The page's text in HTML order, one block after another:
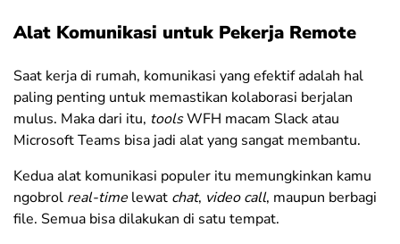
Alat Komunikasi untuk Pekerja Remote
Saat kerja di rumah, komunikasi yang efektif adalah hal
paling penting untuk memastikan kolaborasi berjalan
mulus. Maka dari itu, toolsWFH macam Slack atau
Microsoft Teams bisa jadi alat yang sangat membantu.
Kedua alat komunikasi populer itu memungkinkan kamu
ngobrol real-time lewat chat, video call, maupun berbagi
file. Semua bisa dilakukan di satu tempat.